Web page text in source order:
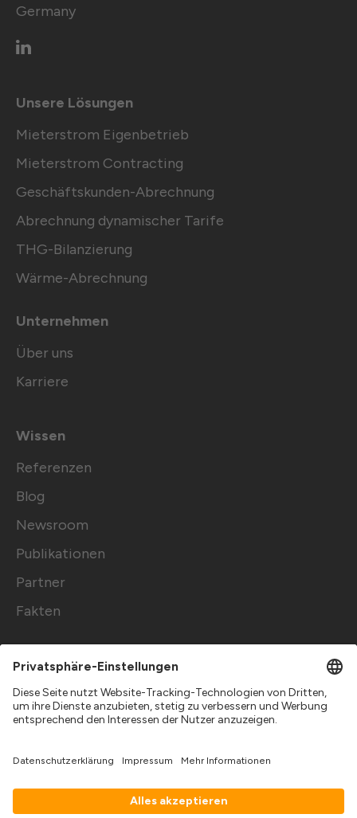
Germany
Unsere Lösungen
Mieterstrom Eigenbetrieb
Mieterstrom Contracting
Geschäftskunden-Abrechnung
Abrechnung dynamischer Tarife
THG-Bilanzierung
Wärme-Abrechnung
Unternehmen
Über uns
Karriere
Wissen
Referenzen
Blog
Newsroom
Publikationen
Partner
Fakten
Copyright 2026 © solarize Energy Solutions
GmbH
Impressum
Datenschutz